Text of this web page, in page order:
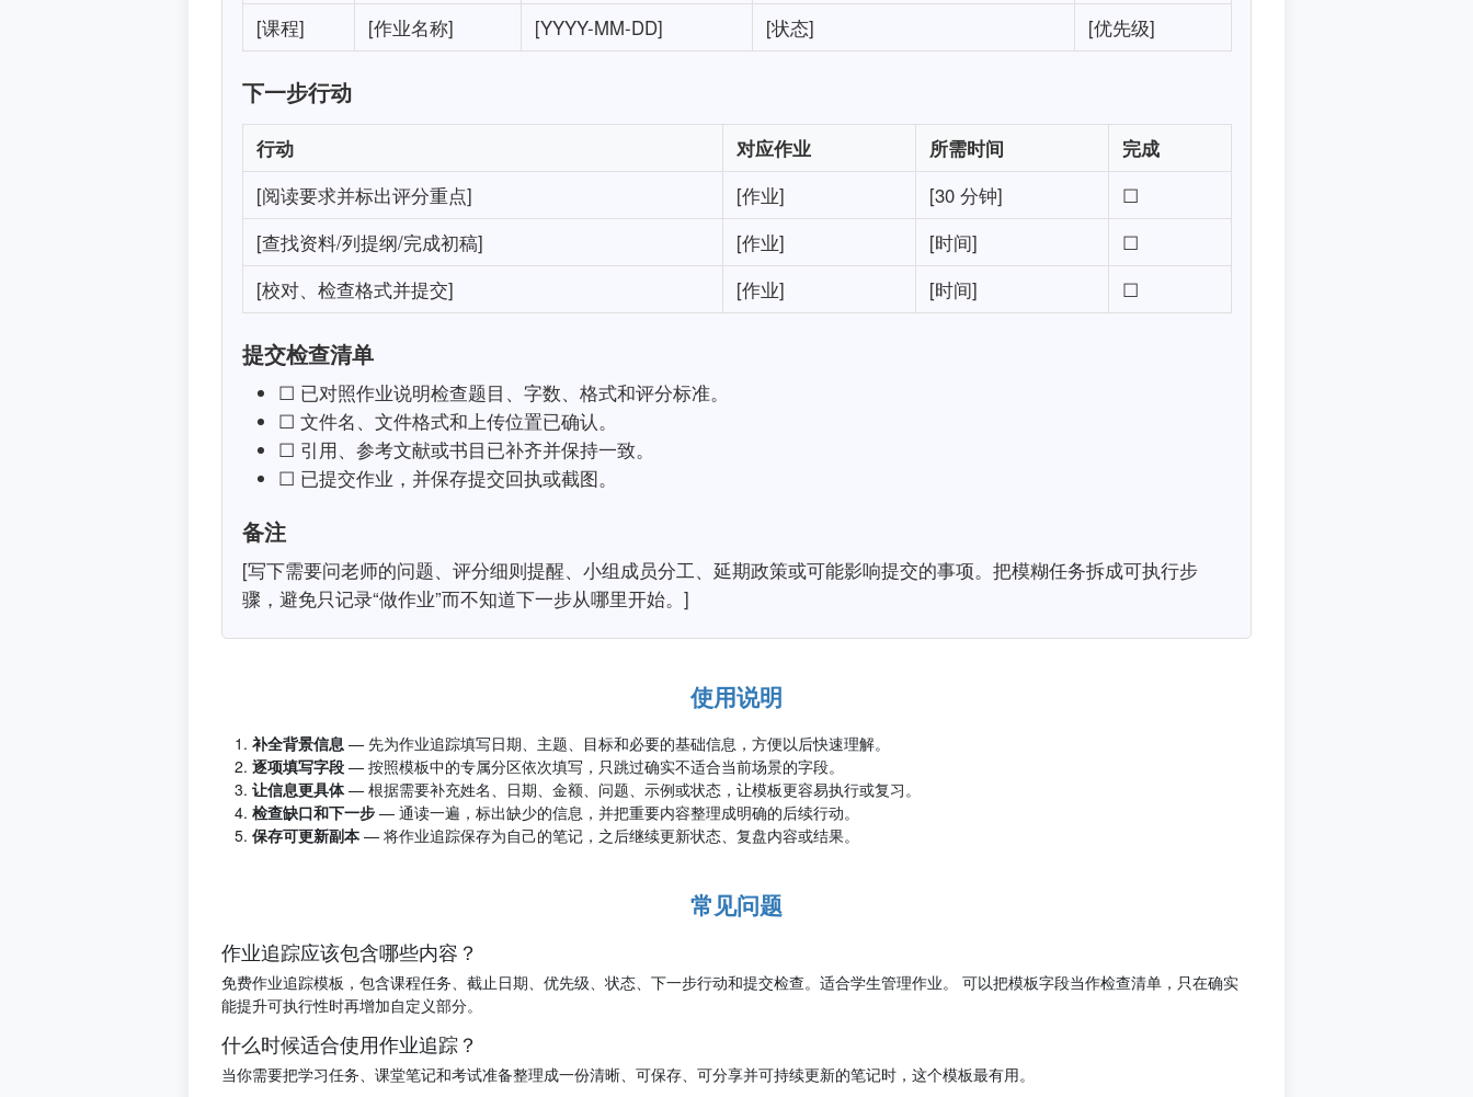
[课程]
[作业名称] [YYYY-MM-DD] [状态] [优先级]
下一步行动
行动 对应作业 所需时间
完成
[阅读要求并标出评分重点]
[作业] [30 分钟]
☐
[查找资料/列提纲/完成初稿]
[作业] [时间]
☐
[校对、检查格式并提交]
[作业] [时间] ☐
提交检查清单
☐ 已对照作业说明检查题目、字数、格式和评分标准。
☐ 文件名、文件格式和上传位置已确认。
☐ 引用、参考文献或书目已补齐并保持一致。
☐ 已提交作业，并保存提交回执或截图。
备注
[写下需要问老师的问题、评分细则提醒、小组成员分工、延期政策或可能影响提交的事项。把模糊任务拆成可执行步
骤，避免只记录“做作业”而不知道下一步从哪里开始。]
使用说明
补全背景信息 — 先为作业追踪填写日期、主题、目标和必要的基础信息，方便以后快速理解。
逐项填写字段 — 按照模板中的专属分区依次填写，只跳过确实不适合当前场景的字段。
让信息更具体 — 根据需要补充姓名、日期、金额、问题、示例或状态，让模板更容易执行或复习。
检查缺口和下一步 — 通读一遍，标出缺少的信息，并把重要内容整理成明确的后续行动。
保存可更新副本 — 将作业追踪保存为自己的笔记，之后继续更新状态、复盘内容或结果。
常见问题
作业追踪应该包含哪些内容？
免费作业追踪模板，包含课程任务、截止日期、优先级、状态、下一步行动和提交检查。适合学生管理作业。 可以把模板字段当作检查清单，只在确实
能提升可执行性时再增加自定义部分。
什么时候适合使用作业追踪？
当你需要把学习任务、课堂笔记和考试准备整理成一份清晰、可保存、可分享并可持续更新的笔记时，这个模板最有用。